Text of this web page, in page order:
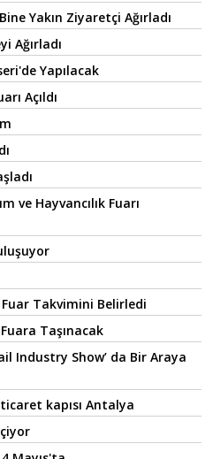
Yakın Ziyaretçi Ağırladı
Ağırladı
Yapılacak
Açıldı
ve Hayvancılık Fuarı
Takvimini Belirledi
Taşınacak
Industry Show’ da Bir Araya
kapısı Antalya